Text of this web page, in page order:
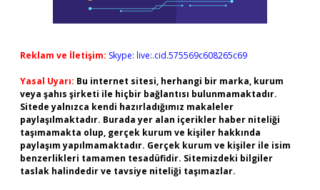
Reklam ve İletişim: Skype: live:.cid.575569c608265c69
Yasal Uyarı: Bu internet sitesi, herhangi bir marka, kurum
veya şahıs şirketi ile hiçbir bağlantısı bulunmamaktadır.
Sitede yalnızca kendi hazırladığımız makaleler
paylaşılmaktadır. Burada yer alan içerikler haber niteliği
taşımamakta olup, gerçek kurum ve kişiler hakkında
paylaşım yapılmamaktadır. Gerçek kurum ve kişiler ile isim
benzerlikleri tamamen tesadüfidir. Sitemizdeki bilgiler
taslak halindedir ve tavsiye niteliği taşımazlar.